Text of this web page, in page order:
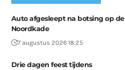
Auto afgesleept na botsing op de
Noordkade
7 augustus 2026 18:25
Drie dagen feest tijdens